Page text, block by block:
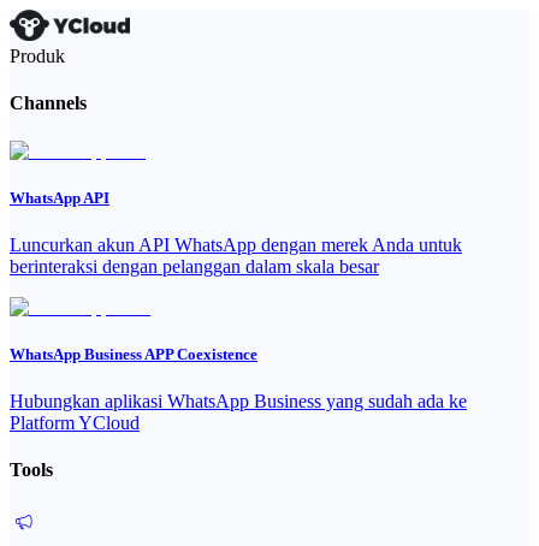
Produk
Channels
WhatsApp API
Luncurkan akun API WhatsApp dengan merek Anda untuk
berinteraksi dengan pelanggan dalam skala besar
WhatsApp Business APP Coexistence
Hubungkan aplikasi WhatsApp Business yang sudah ada ke
Platform YCloud
Tools